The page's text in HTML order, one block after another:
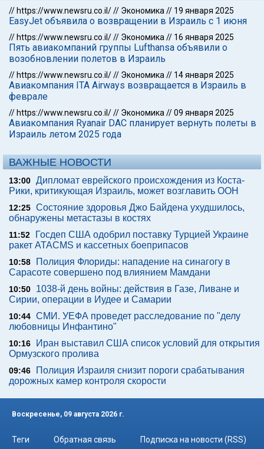
// https://www.newsru.co.il/// Экономика // 19 января 2025
EasyJet объявила о возвращении в Израиль с 1 июня
// https://www.newsru.co.il/// Экономика // 16 января 2025
Пять авиакомпаний группы Lufthansa объявили о
возобновлении полетов в Израиль
// https://www.newsru.co.il/// Экономика // 14 января 2025
Авиакомпания ITA Airways возвращается в Израиль в
феврале
// https://www.newsru.co.il/// Экономика //09 января 2025
Авиакомпания Ryanair DAC планирует вернуть полеты в
Израиль летом 2025 года
ВАЖНЫЕ НОВОСТИ
13:00 Дипломат еврейского происхождения из Коста-
Рики, критикующая Израиль, может возглавить ООН
12:25 Состояние здоровья Джо Байдена ухудшилось,
обнаружены метастазы в костях
11:52
Госдеп США одобрил поставку Турцией Украине
ракет ATACMS и кассетных боеприпасов
10:58
Полиция Флориды: нападение на синагогу в
Сарасоте совершено под влиянием Мамдани
10:50
1038-й день войны: действия в Газе, Ливане и
Сирии, операции в Иудее и Самарии
10:44 СМИ. УЕФА проведет расследование по "делу
любовницы Инфантино"
10:16
Иран выставил США список условий для открытия
Ормузского пролива
09:46
Полиция Израиля снизит пороги срабатывания
дорожных камер контроля скорости
Воскресенье, 09 августа 2026 г.
Теги Обратная связь Подписка на новости (RSS)